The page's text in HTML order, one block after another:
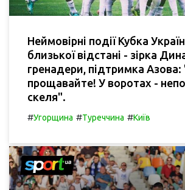
Неймовірні події Кубка
близької відстані - зірка
гренадери, підтримка Азова:
прощавайте! У воротах -
скеля".
#Угорщина #Туреччина #Київ